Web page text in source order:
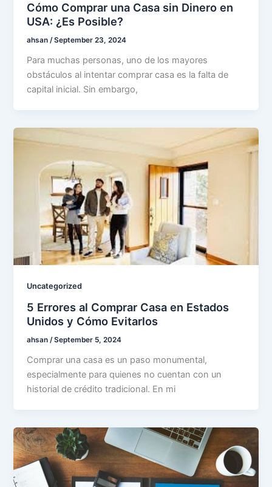
Cómo Comprar una Casa sin Dinero en
USA: ¿Es Posible?
ahsan/September 23, 2024
Para muchas personas, uno de los mayores
obstáculos al intentar comprar casa es la falta de
capital inicial. Sin embargo,
Uncategorized
5 Errores al Comprar Casa en Estados
Unidos y Cómo Evitarlos
ahsan/September 5, 2024
Comprar una casa es un paso monumental,
especialmente para quienes no cuentan con un
historial de crédito tradicional. En mi